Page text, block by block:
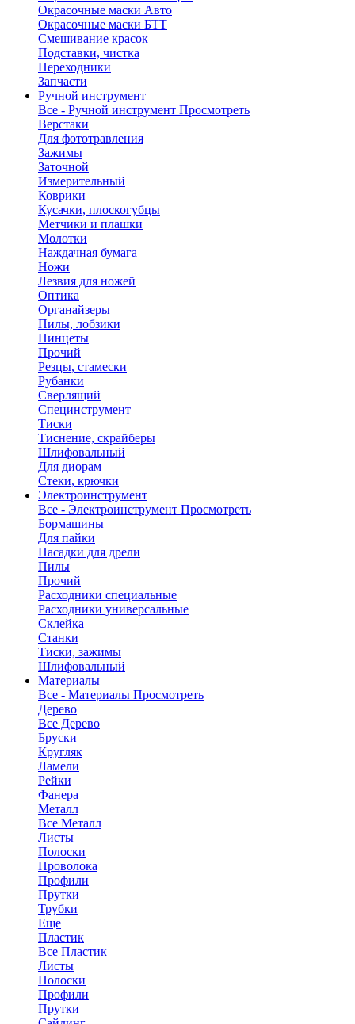
Окрасочные маски Авто
Окрасочные маски БТТ
Смешивание красок
Подставки, чистка
Переходники
Запчасти
Ручной инструмент
Все - Ручной инструмент Просмотреть
Верстаки
Для фототравления
Зажимы
Заточной
Измерительный
Коврики
Кусачки, плоскогубцы
Метчики и плашки
Молотки
Наждачная бумага
Ножи
Лезвия для ножей
Оптика
Органайзеры
Пилы, лобзики
Пинцеты
Прочий
Резцы, стамески
Рубанки
Сверлящий
Специнструмент
Тиски
Тиснение, скрайберы
Шлифовальный
Для диорам
Стеки, крючки
Электроинструмент
Все - Электроинструмент Просмотреть
Бормашины
Для пайки
Насадки для дрели
Пилы
Прочий
Расходники специальные
Расходники универсальные
Склейка
Станки
Тиски, зажимы
Шлифовальный
Материалы
Все - Материалы Просмотреть
Дерево
Все Дерево
Бруски
Кругляк
Ламели
Рейки
Фанера
Металл
Все Металл
Листы
Полоски
Проволока
Профили
Прутки
Трубки
Еще
Пластик
Все Пластик
Листы
Полоски
Профили
Прутки